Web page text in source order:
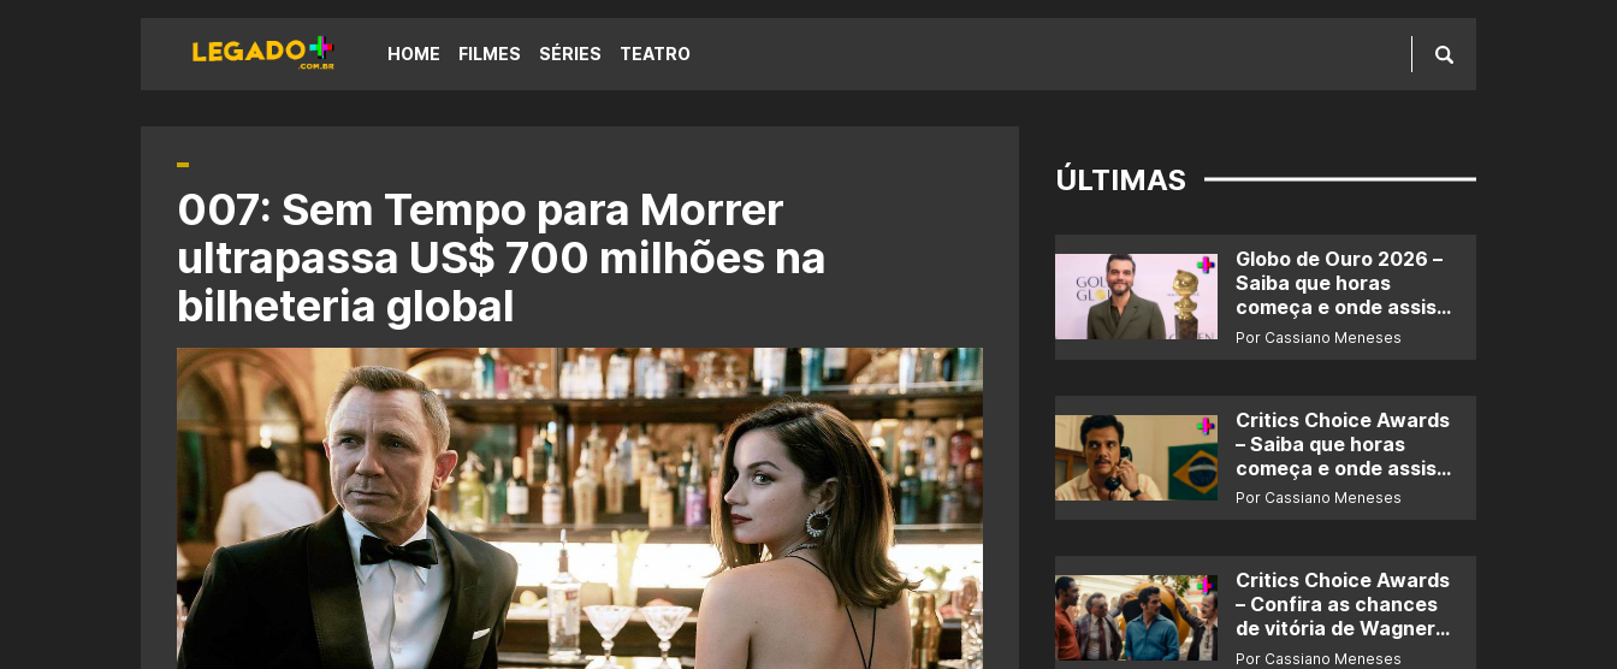
HOME FILMES SÉRIES TEATRO
007: Sem Tempo para Morrer
ultrapassa US$ 700 milhões na
bilheteria global
ÚLTIMAS
Globo de Ouro 2026 –
Saiba que horas
começa e onde assistir
ao prêmio
Por Cassiano Meneses
Critics Choice Awards
– Saiba que horas
começa e onde assistir
ao prêmio
Por Cassiano Meneses
Critics Choice Awards
– Confira as chances
de vitória de Wagner
Moura e de ‘O Agente
Por Cassiano Meneses